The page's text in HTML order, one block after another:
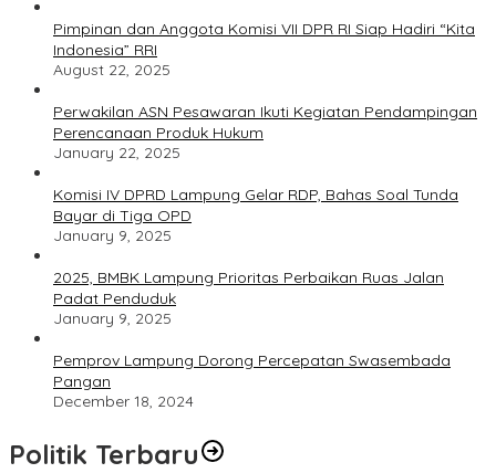
Pimpinan dan Anggota Komisi VII DPR RI Siap Hadiri “Kita
Indonesia” RRI
August 22, 2025
Perwakilan ASN Pesawaran Ikuti Kegiatan Pendampingan
Perencanaan Produk Hukum
January 22, 2025
Komisi IV DPRD Lampung Gelar RDP, Bahas Soal Tunda
Bayar di Tiga OPD
January 9, 2025
2025, BMBK Lampung Prioritas Perbaikan Ruas Jalan
Padat Penduduk
January 9, 2025
Pemprov Lampung Dorong Percepatan Swasembada
Pangan
December 18, 2024
Politik Terbaru